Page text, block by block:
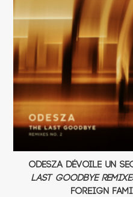
ODESZA dévoile un
Last Goodbye
Foreign